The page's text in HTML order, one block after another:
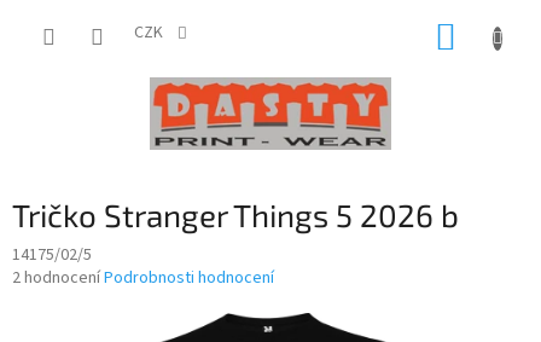
CZK
Tričko Stranger Things 5 2026 b
14175/02/5
Průměrné
2 hodnoceníPodrobnosti hodnocení